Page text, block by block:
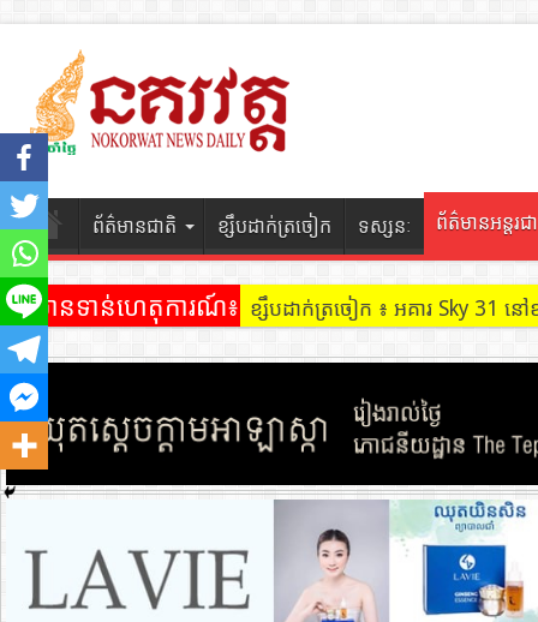
ព័ត៌មានជាតិ ខ្សឹបដាក់ត្រចៀក ទស្សនៈ ព័ត៌មានអន្តរជ
ព័ត៌មានទាន់ហេតុការណ៍៖ ខ្សឹបដាក់ត្រចៀក ៖ ដល់ករ ! ឈ្មួញដឹក